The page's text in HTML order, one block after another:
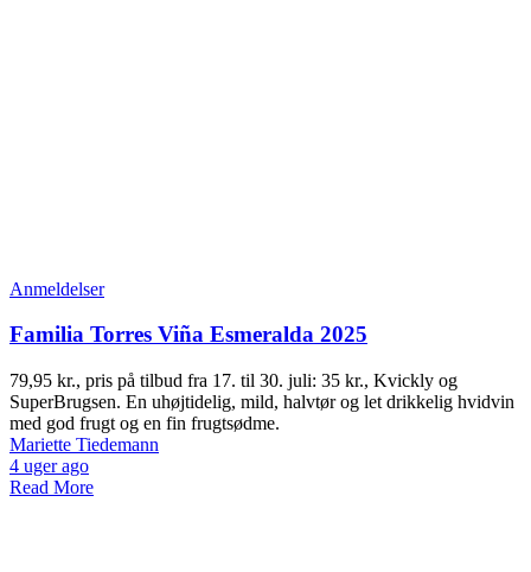
Anmeldelser
Familia Torres Viña Esmeralda 2025
79,95 kr., pris på tilbud fra 17. til 30. juli: 35 kr., Kvickly og
SuperBrugsen. En uhøjtidelig, mild, halvtør og let drikkelig hvidvin
med god frugt og en fin frugtsødme.
Mariette Tiedemann
4 uger ago
Read More